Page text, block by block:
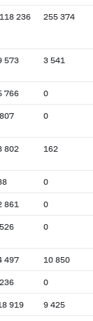
236 255 374
573 3 541
766 0
0
802 162
0
861 0
0
497 10 850
0
919 9 425